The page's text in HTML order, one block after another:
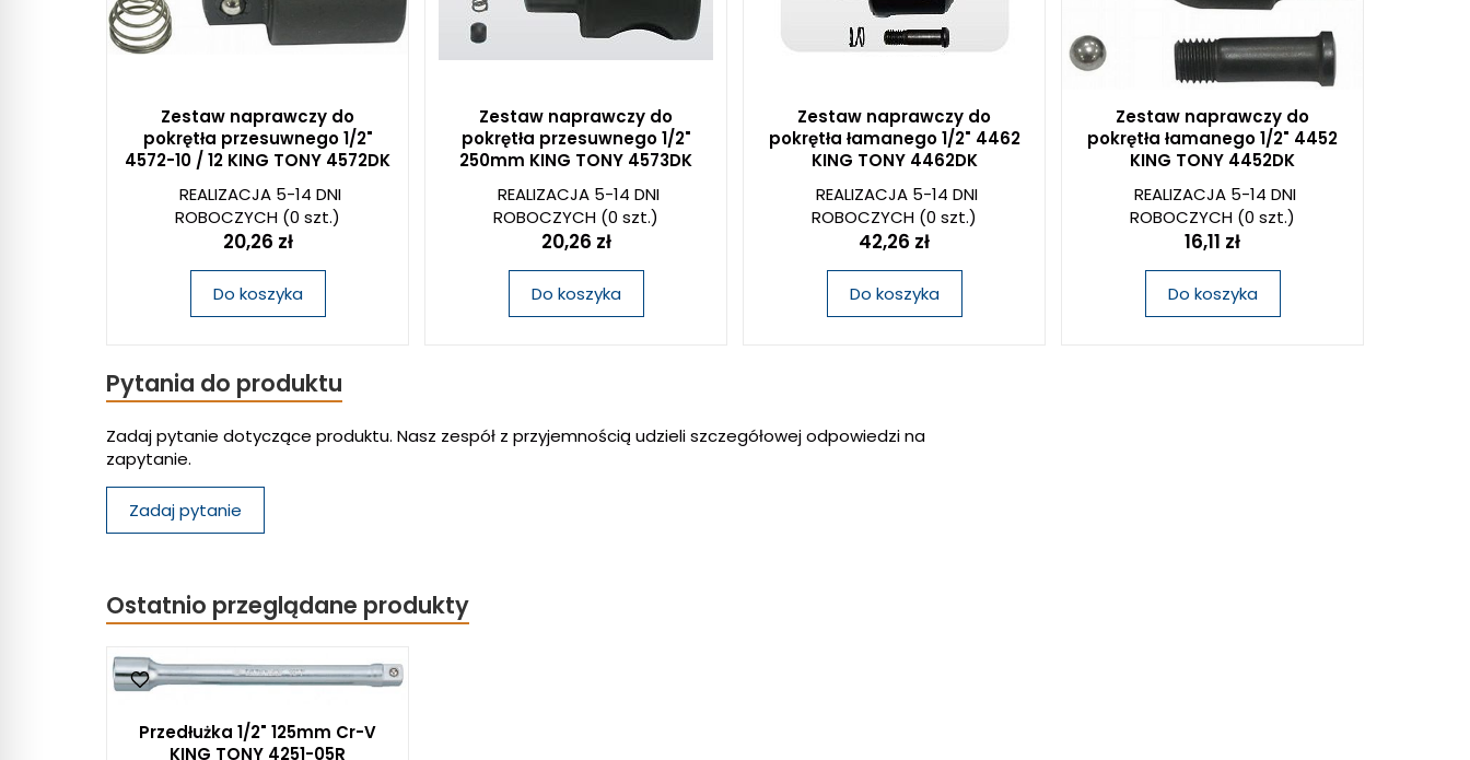
Zestaw naprawczy do
pokrętła przesuwnego 1/2"
4572-10 / 12 KING TONY 4572DK
REALIZACJA 5-14 DNI
ROBOCZYCH (0 szt.)
20,26 zł
Do koszyka
Zestaw naprawczy do
pokrętła przesuwnego 1/2"
250mm KING TONY 4573DK
REALIZACJA 5-14 DNI
ROBOCZYCH (0 szt.)
20,26 zł
Do koszyka
Zestaw naprawczy do
pokrętła łamanego 1/2" 4462
KING TONY 4462DK
REALIZACJA 5-14 DNI
ROBOCZYCH (0 szt.)
42,26 zł
Do koszyka
Zestaw naprawczy do
pokrętła łamanego 1/2" 4452
KING TONY 4452DK
REALIZACJA 5-14 DNI
ROBOCZYCH (0 szt.)
16,11 zł
Do koszyka
Pytania do produktu
Zadaj pytanie dotyczące produktu. Nasz zespół z przyjemnością udzieli szczegółowej odpowiedzi na
zapytanie.
Zadaj pytanie
Ostatnio przeglądane produkty
Przedłużka 1/2" 125mm Cr-V
KING TONY 4251-05R